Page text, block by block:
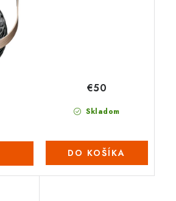
Skladom
€50
DO KOŠÍKA